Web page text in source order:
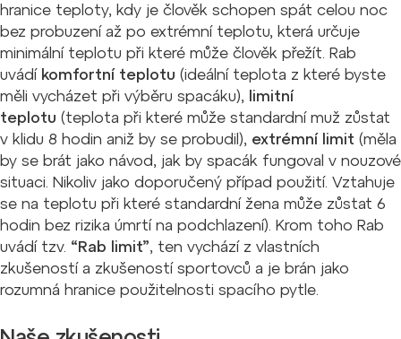
hranice teploty, kdy je člověk schopen spát celou noc
bez probuzení až po extrémní teplotu, která určuje
minimální teplotu při které může člověk přežít. Rab
uvádí komfortní teplotu (ideální teplota z které byste
měli vycházet při výběru spacáku), limitní
teplotu (teplota při které může standardní muž zůstat
v klidu 8 hodin aniž by se probudil), extrémní limit (měla
by se brát jako návod, jak by spacák fungoval v nouzové
situaci. Nikoliv jako doporučený případ použití. Vztahuje
se na teplotu při které standardní žena může zůstat 6
hodin bez rizika úmrtí na podchlazení). Krom toho Rab
uvádí tzv. “Rab limit”, ten vychází z vlastních
zkušeností a zkušeností sportovců a je brán jako
rozumná hranice použitelnosti spacího pytle.